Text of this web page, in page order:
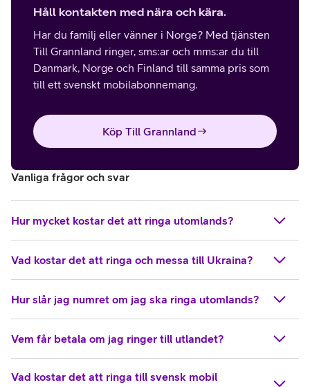
Håll kontakten med nära och kära.
Har du familj eller vänner i Norge? Med tjänsten
Till Grannland ringer, sms:ar och mms:ar du till
Danmark, Norge och Finland till samma pris som
till ett svenskt mobilabonnemang.
Köp Till Grannland
Vanliga frågor och svar
Hur mycket kostar det att ringa utomlands?
Vad kostar det att ringa och messa till Ukraina?
Hur slår jag numret om jag ska ringa utomlands?
Vem får betala om jag ringer till utlandet?
Vad kostar det att ringa till svensk mobil